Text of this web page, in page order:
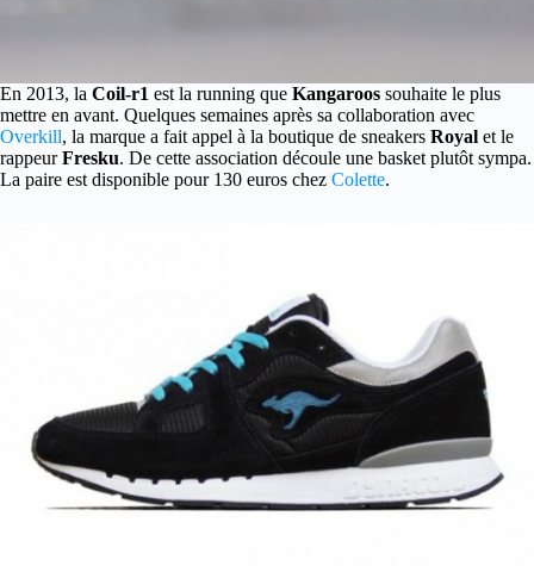
En 2013, la Coil-r1 est la running que Kangaroos souhaite le plus
mettre en avant. Quelques semaines après sa collaboration avec
Overkill, la marque a fait appel à la boutique de sneakers Royal et le
rappeurFresku. De cette association découle une basket plutôt sympa.
La paire est disponible pour 130 euros chez Colette.